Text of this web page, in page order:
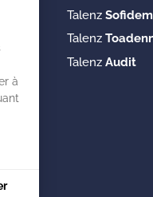
Talenz Sofidem
Talenz
Talenz Audit